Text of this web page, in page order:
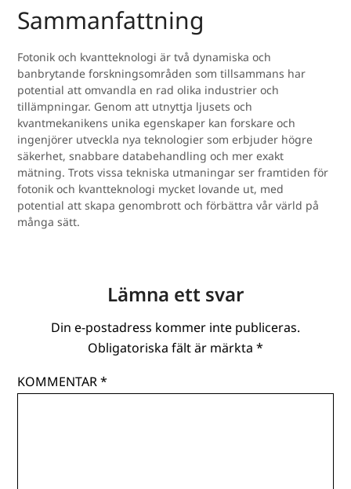
Sammanfattning
Fotonik och kvantteknologi är två dynamiska och
banbrytande forskningsområden som tillsammans har
potential att omvandla en rad olika industrier och
tillämpningar. Genom att utnyttja ljusets och
kvantmekanikens unika egenskaper kan forskare och
ingenjörer utveckla nya teknologier som erbjuder högre
säkerhet, snabbare databehandling och mer exakt
mätning. Trots vissa tekniska utmaningar ser framtiden för
fotonik och kvantteknologi mycket lovande ut, med
potential att skapa genombrott och förbättra vår värld på
många sätt.
Lämna ett svar
Din e-postadress kommer inte publiceras.
Obligatoriska fält är märkta *
KOMMENTAR*